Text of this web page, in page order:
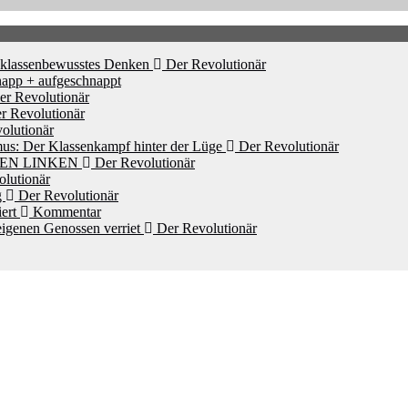
Denken
Der Revolutionär
+ aufgeschnappt
Revolutionär
Revolutionär
Der Klassenkampf hinter der Lüge
Der Revolutionär
LINKEN
Der Revolutionär
Der Revolutionär
Kommentar
Genossen verriet
Der Revolutionär